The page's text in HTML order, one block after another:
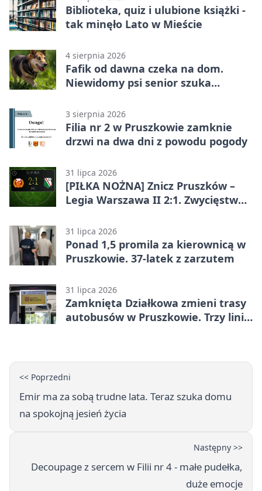
Biblioteka, quiz i ulubione książki -
tak minęło Lato w Mieście
4 sierpnia 2026
Fafik od dawna czeka na dom.
Niewidomy psi senior szuka
3 sierpnia 2026
Filia nr 2 w Pruszkowie zamknie
drzwi na dwa dni z powodu pogody
31 lipca 2026
[PIŁKA NOŻNA] Znicz Pruszków –
Legia Warszawa II 2:1. Zwycięstwo
minucie
31 lipca 2026
Ponad 1,5 promila za kierownicą w
Pruszkowie. 37-latek z zarzutem
31 lipca 2026
Zamknięta Działkowa zmieni trasy
autobusów w Pruszkowie. Trzy linie
<< Poprzedni
Emir ma za sobą trudne lata. Teraz szuka domu
na spokojną jesień życia
Następny >>
Decoupage z sercem w Filii nr 4 - małe pudełka,
duże emocje